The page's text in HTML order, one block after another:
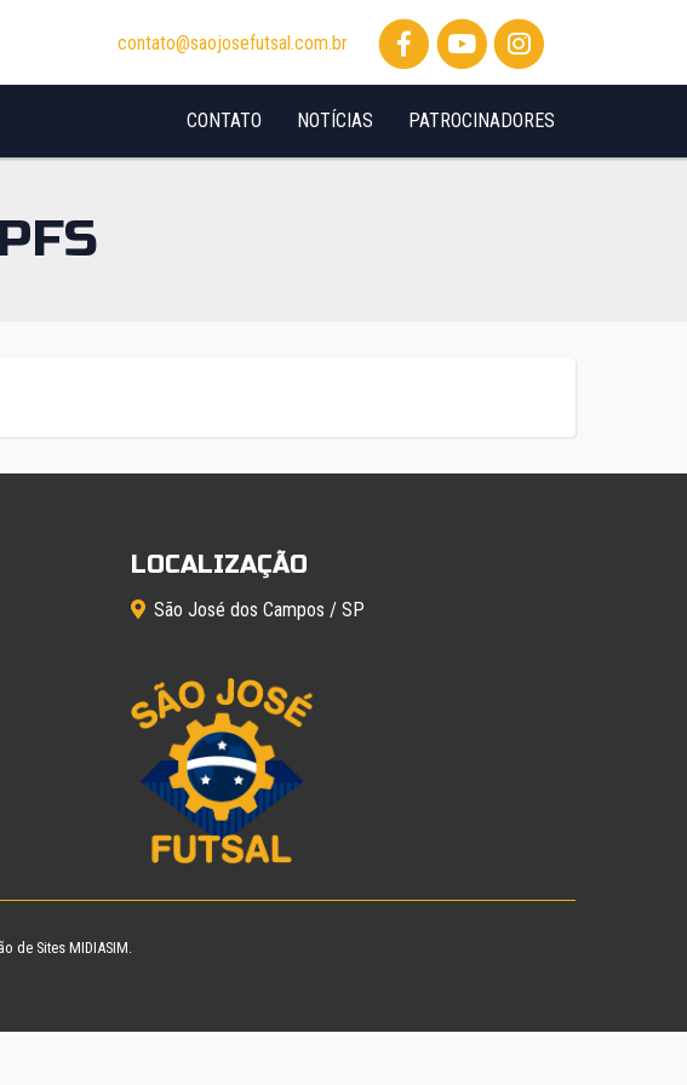
contato@saojosefutsal.com.br
PATROCINADORES
NOTÍCIAS
CONTATO
LOCALIZAÇÃO
São José dos Campos / SP
de Sites MIDIASIM.